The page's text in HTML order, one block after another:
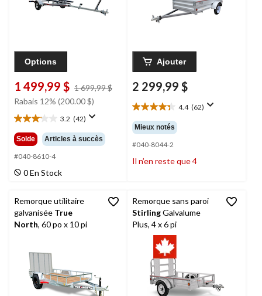
Options
1 499,99 $ 1 699,99 $
1 699,99 $
Rabais 12% (200.00 $)
3.2 (42)
3.2
étoile(s)
sur
5.
42
évaluations
Solde Articles à succès
#040-8610-4
0 En Stock
Ajouter
2 299,99 $
4.4 (62)
4.4
étoile(s)
sur
5.
62
évaluations
Mieux notés
#040-8044-2
Il n’en reste que 4
Remorque utilitaire
galvanisée True
North, 60 po x 10 pi
Remorque sans paroi
StirlingGalvalume
Plus, 4 x 6 pi